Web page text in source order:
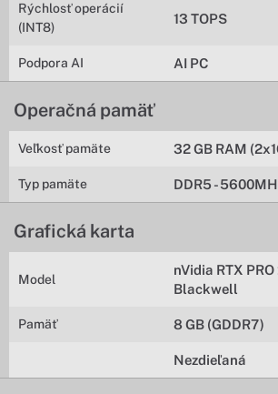
Rýchlosť operácií
(INT8)
13 TOPS
Podpora AI AI PC
Operačná pamäť
Veľkosť pamäte 32 GB RAM
Typ pamäte DDR5 -
Grafická karta
Model
nVidia RTX
Blackwell
Pamäť 8 GB (GDDR7)
Nezdieľaná